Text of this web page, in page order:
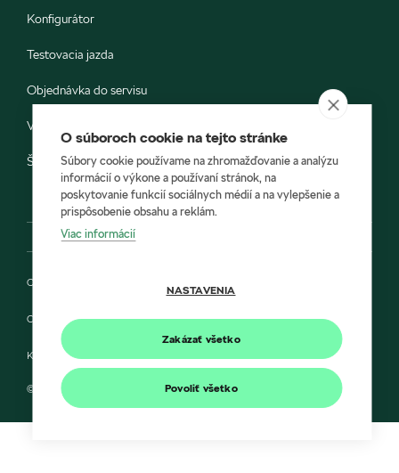
Konfigurátor
Testovacia jazda
Objednávka do servisu
Vozidlá ihneď k odberu
Škoda E-shop
Ochrana osobných údajov
Cookies
Kontakt
© 2022 AUTOCENTRUM CYDA a Škoda Auto Slovensko s.r.o.
O súboroch cookie na tejto stránke
Súbory cookie používame na zhromažďovanie a analýzu
informácií o výkone a používaní stránok, na
poskytovanie funkcií sociálnych médií a na vylepšenie a
prispôsobenie obsahu a reklám.
Viac informácií
NASTAVENIA
Zakázať všetko
Povoliť všetko